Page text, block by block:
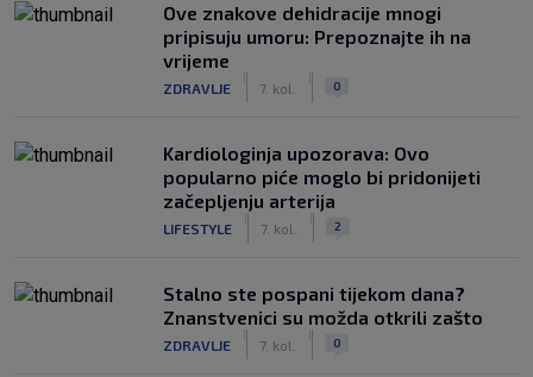
Ove znakove dehidracije mnogi
pripisuju umoru: Prepoznajte ih na
vrijeme
ZDRAVLJE 7. kol. 0
Kardiologinja upozorava: Ovo
popularno piće moglo bi pridonijeti
začepljenju arterija
LIFESTYLE 7. kol. 2
Stalno ste pospani tijekom dana?
Znanstvenici su možda otkrili zašto
ZDRAVLJE 7. kol. 0